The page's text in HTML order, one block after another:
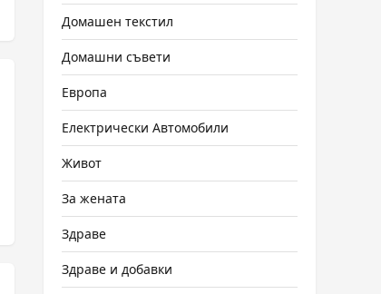
Домашен текстил
Домашни съвети
Европа
Електрически Автомобили
Живот
За жената
Здраве
Здраве и добавки